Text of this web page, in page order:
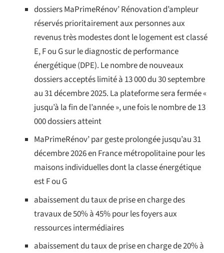
dossiers MaPrimeRénov’ Rénovation d’ampleur
réservés prioritairement aux personnes aux
revenus très modestes dont le logement est classé
E, F ou G sur le diagnostic de performance
énergétique (DPE). Le nombre de nouveaux
dossiers acceptés limité à 13 000 du 30 septembre
au 31 décembre 2025. La plateforme sera fermée «
jusqu’à la fin de l’année », une fois le nombre de 13
000 dossiers atteint
MaPrimeRénov’ par geste prolongée jusqu’au 31
décembre 2026 en France métropolitaine pour les
maisons individuelles dont la classe énergétique
est F ou G
abaissement du taux de prise en charge des
travaux de 50% à 45% pour les foyers aux
ressources intermédiaires
abaissement du taux de prise en charge de 20% à